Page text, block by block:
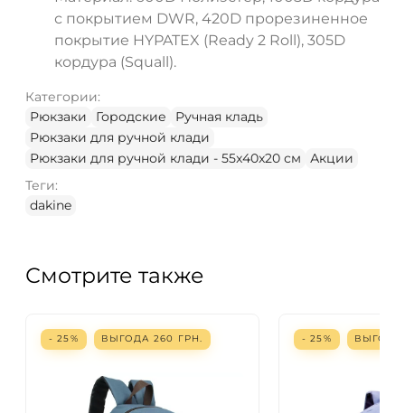
с покрытием DWR, 420D прорезиненное
покрытие HYPATEX (Ready 2 Roll), 305D
кордура (Squall).
Категории:
Рюкзаки
Городские
Ручная кладь
Рюкзаки для ручной клади
Рюкзаки для ручной клади - 55x40x20 см
Акции
Теги:
dakine
Смотрите также
- 25% ВЫГОДА 260 ГРН. - 25%